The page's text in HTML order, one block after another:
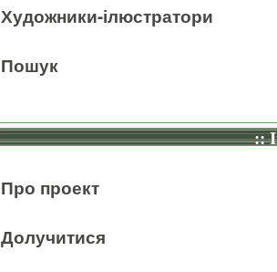
Художники-ілюстратори
Пошук
::
Про проект
Долучитися